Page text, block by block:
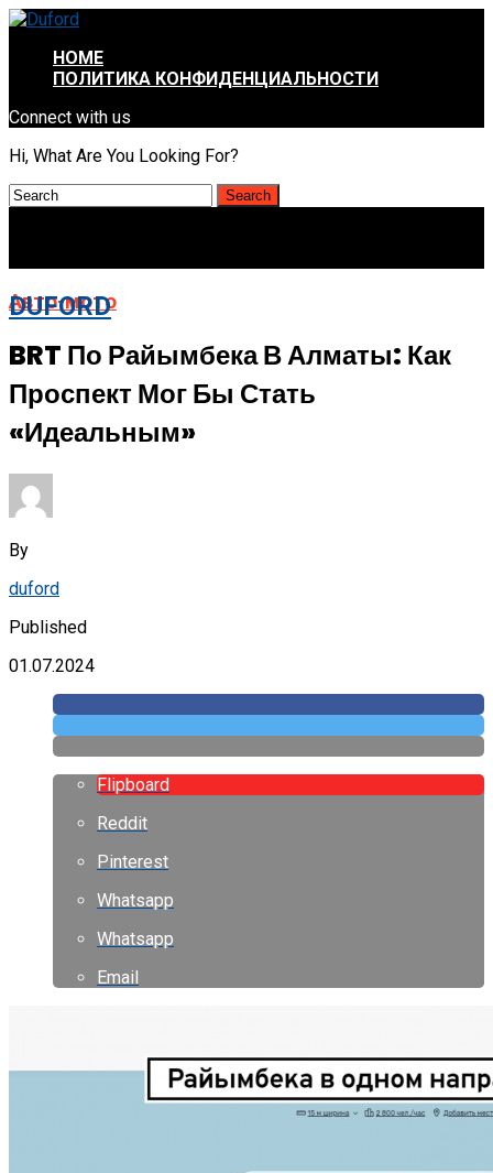
HOME
ПОЛИТИКА КОНФИДЕНЦИАЛЬНОСТИ
Connect with us
Hi, What Are You Looking For?
DUFORD
Авто-мото
BRT По Райымбека В Алматы: Как
Проспект Мог Бы Стать
«идеальным»
By
duford
Published
01.07.2024
Flipboard
Reddit
Pinterest
Whatsapp
Whatsapp
Email